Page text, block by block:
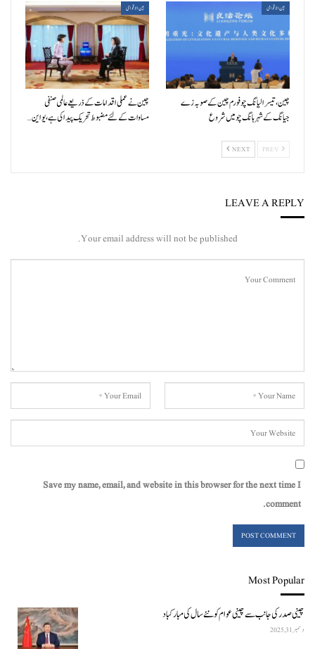
بین الاقوامی
چین، تیسرا لیانگ چو فورم چین کے صوبہ زے
جیانگ کے شہر ہانگ چو میں شروع
بین الاقوامی
چین نے عملی اقدامات کے ذریعے عالمی صنفی
مساوات کے لئے مضبوط تحریک پیدا کی ہے، یو این…
NEXT
LEAVE A REPLY
Your email address will not be published.
Save my name, email, and website in this browser for the next time I
comment.
Most Popular
چینی صدر کی جانب سے چینی عوام کو نئے سال کی مبارکباد
دسمبر 31, 2025